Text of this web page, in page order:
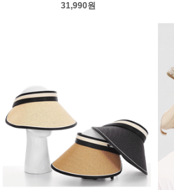
31,990원